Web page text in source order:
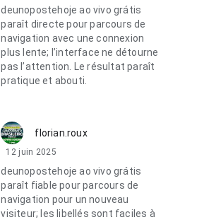
deunopostehoje ao vivo grátis
paraît directe pour parcours de
navigation avec une connexion
plus lente; l’interface ne détourne
pas l’attention. Le résultat paraît
pratique et abouti.
florian.roux
12 juin 2025
deunopostehoje ao vivo grátis
paraît fiable pour parcours de
navigation pour un nouveau
visiteur; les libellés sont faciles à